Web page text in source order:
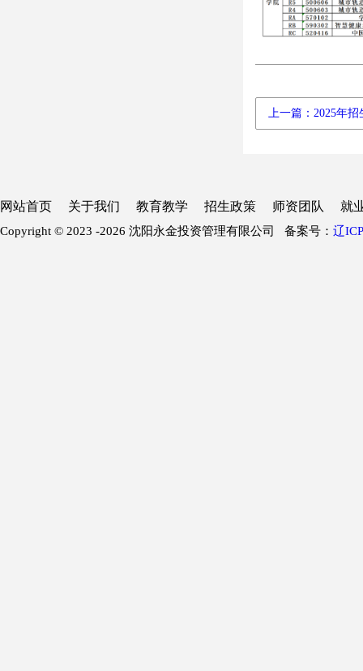
上一篇：2025年
网站首页 关于我们 教育教学 招生政策 师资团队 就
Copyright © 2023 -2026 沈阳永金投资管理有限公司 备案号： 辽